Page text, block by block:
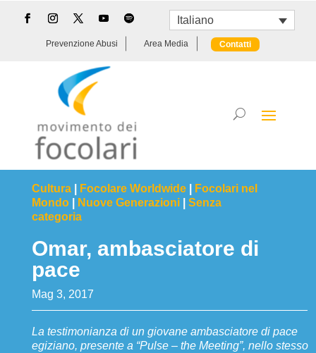
Italiano
Prevenzione Abusi Area Media Contatti
Cultura| Focolare Worldwide|
Focolari nel
Mondo| Nuove Generazioni| Senza
categoria
Omar, ambasciatore di
pace
Mag 3, 2017
La testimonianza di un giovane ambasciatore di pace
egiziano, presente a “Pulse – the Meeting”, nello stesso